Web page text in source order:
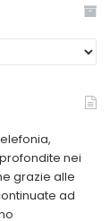
nei
grazie alle
ad